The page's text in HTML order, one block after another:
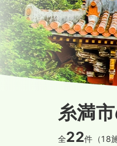
糸満
全22件（18